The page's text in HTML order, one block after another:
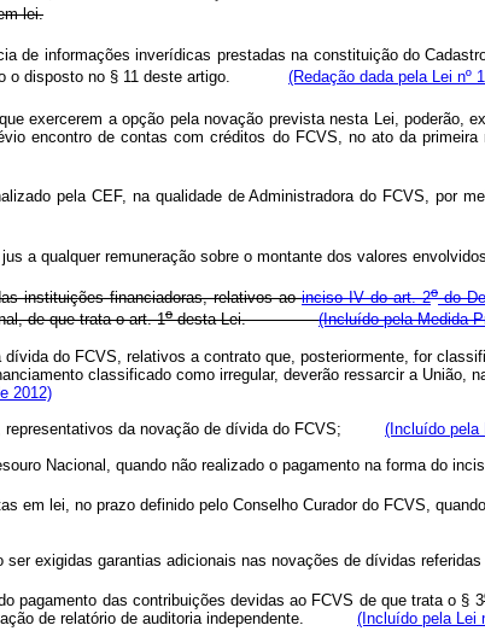
lei.
informações inverídicas prestadas na constituição do
o disposto no § 11 deste artigo. (Redação dada pela Lei nº
exercerem a opção pela novação prevista nesta Lei, poderão,
encontro de contas com créditos do FCVS, no ato da
pela CEF, na qualidade de Administradora do FCVS, por
a qualquer remuneração sobre o montante dos valores
instituições financiadoras, relativos aoinciso IV do art. 2odo
de que trata o art. 1odesta Lei.(Incluído pela Medida
do FCVS, relativos a contrato que, posteriormente, for
classificado como irregular, deverão ressarcir a União,
2012)
representativos da novação de dívida do FCVS; (Incluído pela
Nacional, quando não realizado o pagamento na forma
em lei, no prazo definido pelo Conselho Curador do FCVS,
ser exigidas garantias adicionais nas novações de dívidas
pagamento das contribuições devidas ao FCVS de que trata o § 3
de relatório de auditoria independente. (Incluído pela Lei